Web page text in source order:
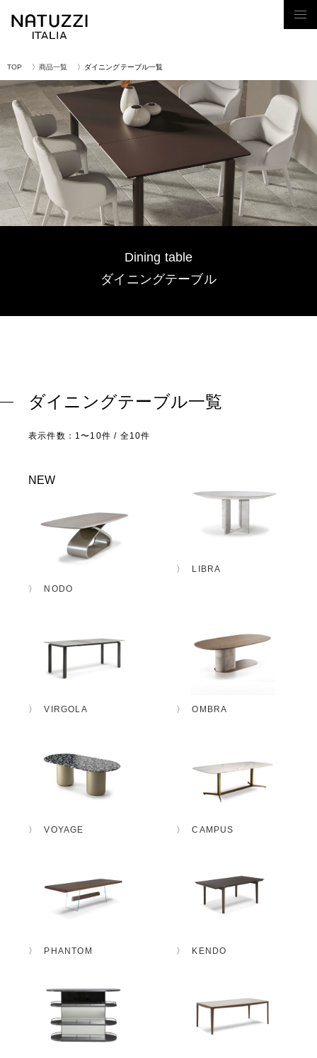
TOP 商品一覧 ダイニングテーブル一覧
Dining table
ダイニングテーブル
ダイニングテーブル一覧
表示件数：1〜10件 / 全10件
NEW
NODO
LIBRA
VIRGOLA OMBRA
VOYAGE CAMPUS
PHANTOM KENDO